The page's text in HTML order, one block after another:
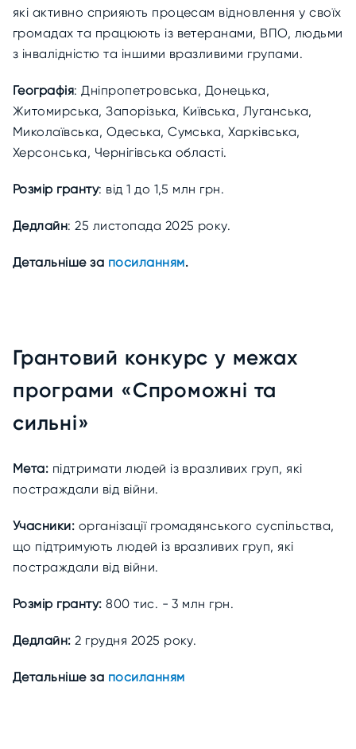
які активно сприяють процесам відновлення у своїх
громадах та працюють із ветеранами, ВПО, людьми
з інвалідністю та іншими вразливими групами.
Географія: Дніпропетровська, Донецька,
Житомирська, Запорізька, Київська, Луганська,
Миколаївська, Одеська, Сумська, Харківська,
Херсонська, Чернігівська області.
Розмір гранту: від 1 до 1,5 млн грн.
Дедлайн: 25 листопада 2025 року.
Детальніше за посиланням.
Грантовий конкурс у межах
програми «Спроможні та
сильні»
Мета: підтримати людей із вразливих груп, які
постраждали від війни.
Учасники: організації громадянського суспільства,
що підтримують людей із вразливих груп, які
постраждали від війни.
Розмір гранту: 800 тис. - 3 млн грн.
Дедлайн:2 грудня 2025 року.
Детальніше за посиланням